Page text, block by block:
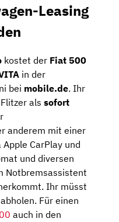
Leasing
kostet der Fiat 500
in der
bei mobile.de. Ihr
als sofort
anderem mit einer
CarPlay und
und diversen
Notbremsassistent
Ihr müsst
abholen. Für einen
auch in den